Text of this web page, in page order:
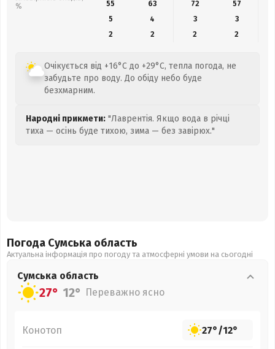
%
55
63 72 57
5
4 3
3
2
2 2 2
Очікується від +16°C до +29°C, тепла погода, не
забудьте про воду. До обіду небо буде
безхмарним.
Народні прикмети: "Лаврентія. Якщо вода в річці
тиха — осінь буде тихою, зима — без завірюх."
Погода Сумська область
Актуальна інформація про погоду та атмосферні умови на сьогодні
Сумська область
27° 12° Переважно ясно
Конотоп 27°/12°